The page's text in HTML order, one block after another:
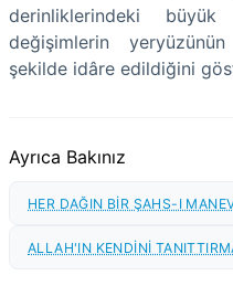
derinliklerindeki
değişimlerin
şekilde idâre edildiğini
Ayrıca Bakınız
HER DAĞIN BİR ŞAHS-I
ALLAH'IN KENDİNİ